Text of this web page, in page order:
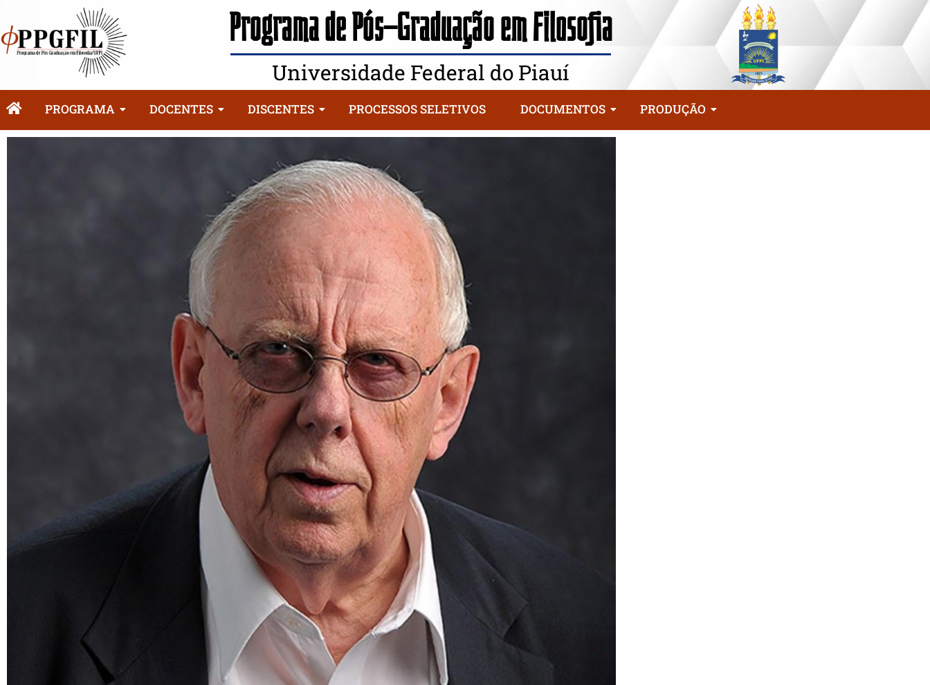
Programa de Pós-Graduação em Filosofia
Universidade Federal do Piauí
PROGRAMA DOCENTES DISCENTES PROCESSOS SELETIVOS DOCUMENTOS PRODUÇÃO